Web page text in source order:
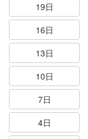
19日
16日
13日
10日
7日
4日